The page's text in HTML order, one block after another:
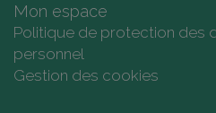
Mon espace
Politique de protection des
personnel
Gestion des cookies